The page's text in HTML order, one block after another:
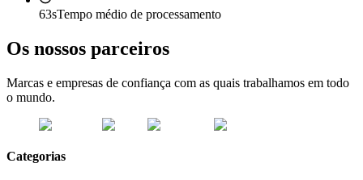
63sTempo médio de processamento
Os nossos parceiros
Marcas e empresas de confiança com as quais trabalhamos em todo
o mundo.
Categorias